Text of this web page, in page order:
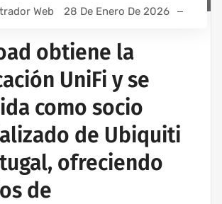
Web 28 De Enero De 2026
obtiene la
UniFi y se
como socio
de Ubiquiti
ofreciendo
de